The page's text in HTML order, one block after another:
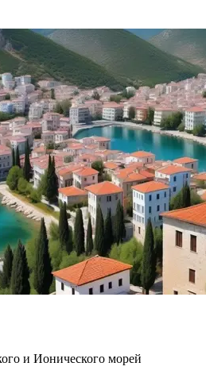
и Ионического морей